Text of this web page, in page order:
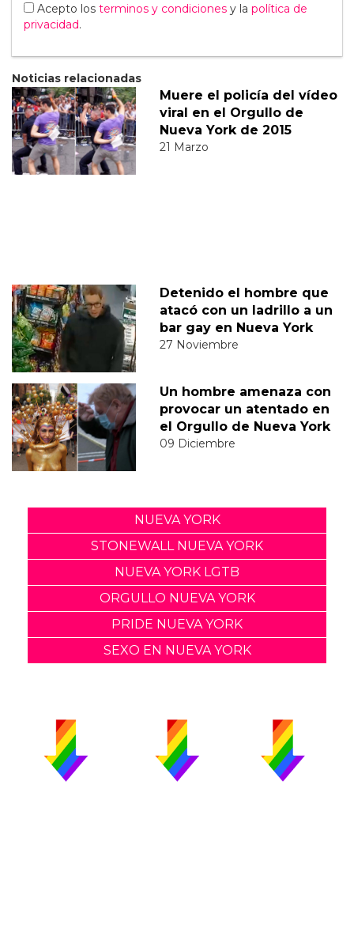
Acepto los terminos y condiciones y la política de
privacidad.
Noticias relacionadas
Muere el policía del vídeo
viral en el Orgullo de
Nueva York de 2015
21 Marzo
Detenido el hombre que
atacó con un ladrillo a un
bar gay en Nueva York
27 Noviembre
Un hombre amenaza con
provocar un atentado en
el Orgullo de Nueva York
09 Diciembre
NUEVA YORK
STONEWALL NUEVA YORK
NUEVA YORK LGTB
ORGULLO NUEVA YORK
PRIDE NUEVA YORK
SEXO EN NUEVA YORK